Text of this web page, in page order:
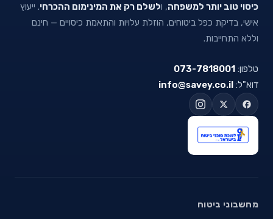
כיסוי טוב יותר למשפחה, ולשלם רק את המינימום ההכרחי. ייעוץ
אישי, בדיקת כפל ביטוחים, הוזלת עלויות והתאמת כיסויים — חינם
וללא התחייבות.
טלפון: 073-7818001
דוא"ל: info@savey.co.il
מחשבוני ביטוח